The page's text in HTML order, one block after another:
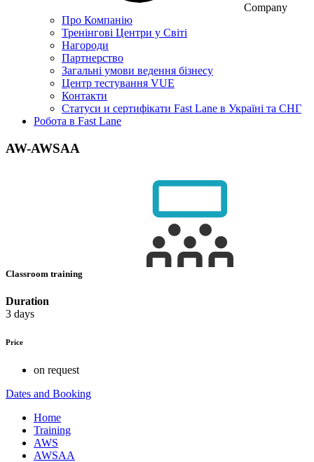
Company
Про Компанію
Тренінгові Центри у Світі
Нагороди
Партнерство
Загальні умови ведення бізнесу
Центр тестування VUE
Контакти
Статуси и сертифікати Fast Lane в Україні та СНГ
Робота в Fast Lane
AW-AWSAA
Classroom training
Duration
3 days
Price
on request
Dates and Booking
Home
Training
AWS
AWSAA